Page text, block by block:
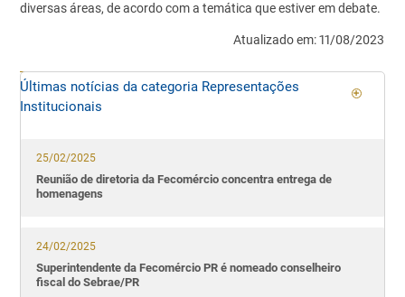
diversas áreas, de acordo com a temática que estiver em debate.
Atualizado em: 11/08/2023
Últimas notícias da categoria Representações
Institucionais
25/02/2025
Reunião de diretoria da Fecomércio concentra entrega de
homenagens
24/02/2025
Superintendente da Fecomércio PR é nomeado conselheiro
fiscal do Sebrae/PR